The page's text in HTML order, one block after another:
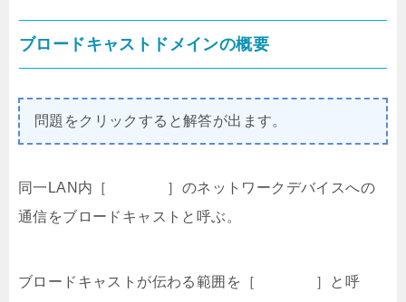
ブロードキャストドメインの概要
問題をクリックすると解答が出ます。
同一LAN内［ ］のネットワークデバイスへの
通信をブロードキャストと呼ぶ。
ブロードキャストが伝わる範囲を［ ］と呼